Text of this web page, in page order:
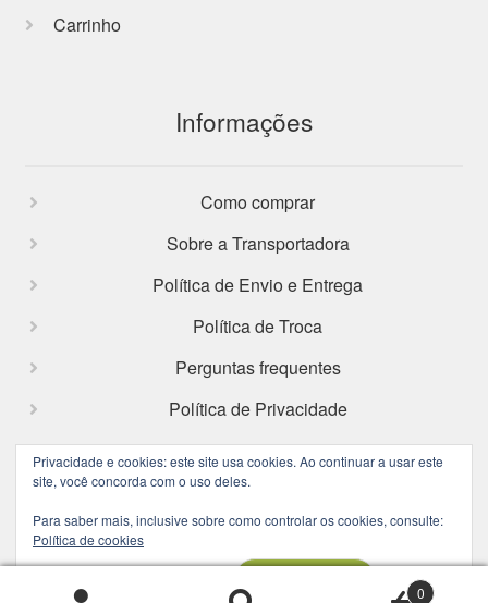
Privacidade e cookies: este site usa cookies. Ao continuar a usar este
site, você concorda com o uso deles.
Para saber mais, inclusive sobre como controlar os cookies, consulte:
Política de cookies
Carrinho
Informações
Como comprar
Sobre a Transportadora
Política de Envio e Entrega
Política de Troca
Perguntas frequentes
Política de Privacidade
Facebook
Instagram
0